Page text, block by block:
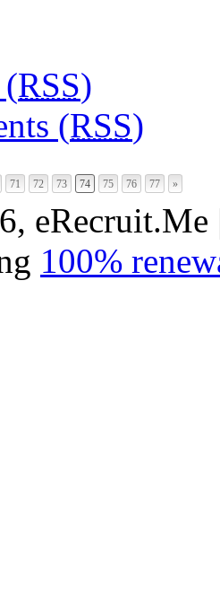
RSS)
(RSS)
71 72 73 74 75 76 77 »
100%